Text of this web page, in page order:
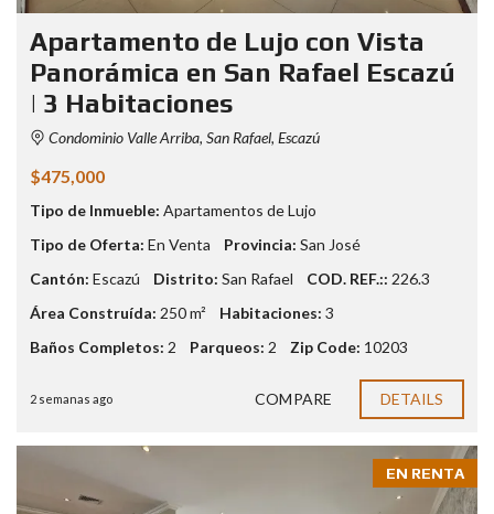
Apartamento de Lujo con Vista
Panorámica en San Rafael Escazú
| 3 Habitaciones
Condominio Valle Arriba, San Rafael, Escazú
$475,000
Tipo de Inmueble: Apartamentos de Lujo
Tipo de Oferta: En Venta Provincia: San José
Cantón: Escazú Distrito: San Rafael COD. REF.:: 226.3
Área Construída: 250 m² Habitaciones: 3
Baños Completos: 2 Parqueos: 2 Zip Code: 10203
2 semanas ago COMPARE DETAILS
EN RENTA